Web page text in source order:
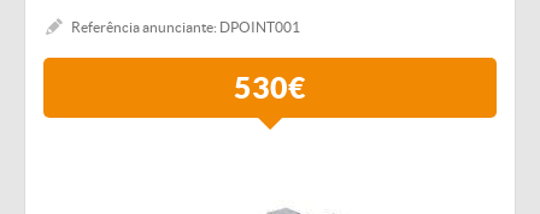
Referência anunciante: DPOINT001
530€